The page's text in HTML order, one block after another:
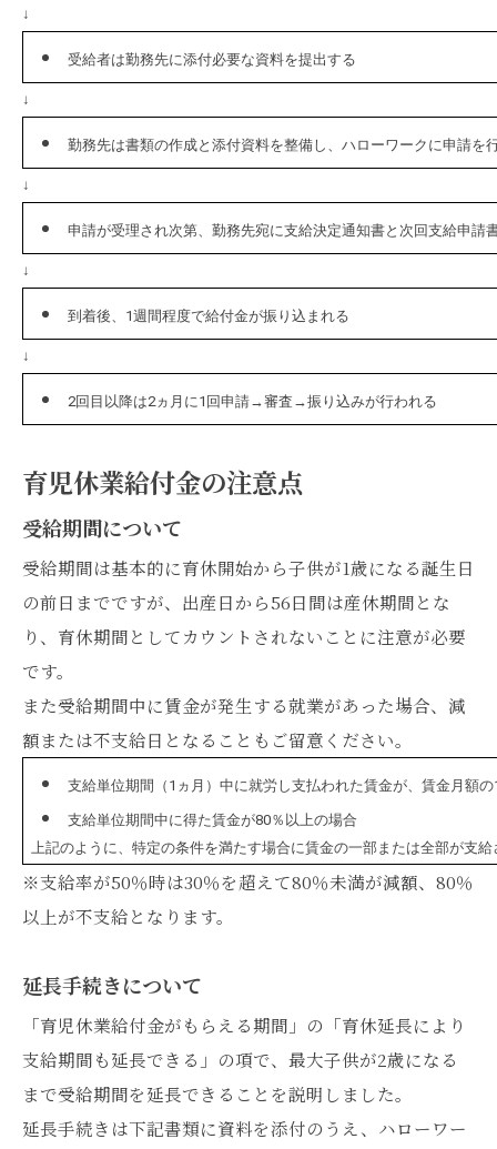
↓
受給者は勤務先に添付必要な資料を提出する
↓
勤務先は書類の作成と添付資料を整備し、ハローワークに申請を
↓
申請が受理され次第、勤務先宛に支給決定通知書と次回支給申請
↓
到着後、1週間程度で給付金が振り込まれる
↓
2回目以降は2ヵ月に1回申請→審査→振り込みが行われる
育児休業給付金の注意点
受給期間について
受給期間は基本的に育休開始から子供が1歳になる誕生日
の前日までですが、出産日から56日間は産休期間とな
り、育休期間としてカウントされないことに注意が必要
です。
また受給期間中に賃金が発生する就業があった場合、減
額または不支給日となることもご留意ください。
支給単位期間（1ヵ月）中に就労し支払われた賃金が、賃金月額
支給単位期間中に得た賃金が80％以上の場合
上記のように、特定の条件を満たす場合に賃金の一部または全部が支
※支給率が50％時は30％を超えて80％未満が減額、80％
以上が不支給となります。
延長手続きについて
「育児休業給付金がもらえる期間」の「育休延長により
支給期間も延長できる」の項で、最大子供が2歳になる
まで受給期間を延長できることを説明しました。
延長手続きは下記書類に資料を添付のうえ、ハローワー